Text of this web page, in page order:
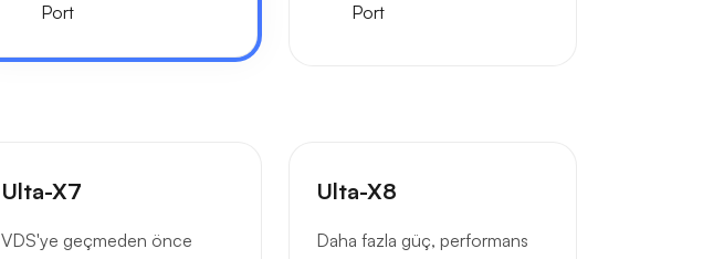
Port
Port
Ulta-X7
VDS'ye geçmeden önce
Ulta-X8
Daha fazla güç, performans